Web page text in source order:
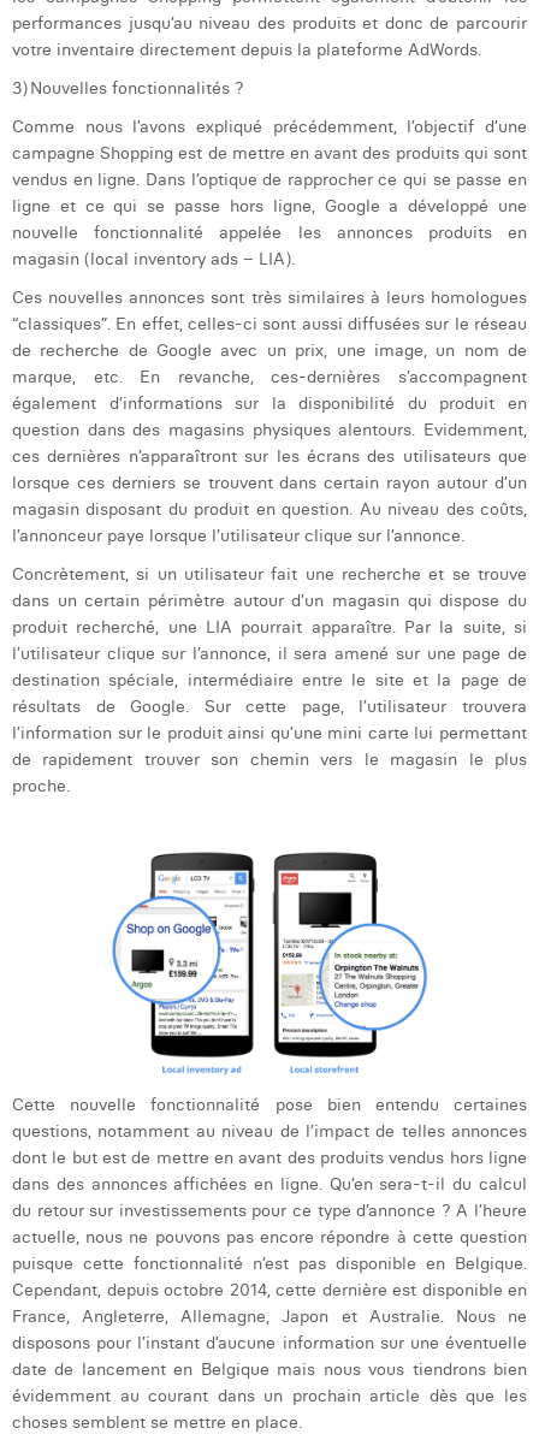
performances jusqu’au niveau des produits et donc de parcourir
votre inventaire directement depuis la plateforme AdWords.
3)Nouvelles fonctionnalités ?
Comme nous l’avons expliqué précédemment, l’objectif d’une
campagne Shopping est de mettre en avant des produits qui sont
vendus en ligne. Dans l’optique de rapprocher ce qui se passe en
ligne et ce qui se passe hors ligne, Google a développé une
nouvelle fonctionnalité appelée les annonces produits en
magasin (local inventory ads – LIA).
Ces nouvelles annonces sont très similaires à leurs homologues
“classiques”. En effet, celles-ci sont aussi diffusées sur le réseau
de recherche de Google avec un prix, une image, un nom de
marque, etc.
En revanche, ces-dernières s’accompagnent
également d’informations sur la disponibilité du produit en
question dans des magasins physiques alentours. Evidemment,
ces dernières n’apparaîtront sur les écrans des utilisateurs que
lorsque ces derniers se trouvent dans certain rayon autour d’un
magasin disposant du produit en question. Au niveau des coûts,
l’annonceur paye lorsque l’utilisateur clique sur l’annonce.
Concrètement, si un utilisateur fait une recherche et se trouve
dans un certain périmètre autour d’un magasin qui dispose du
produit recherché, une LIA pourrait apparaître. Par la suite, si
l’utilisateur clique sur l’annonce, il sera amené sur une page de
destination spéciale, intermédiaire entre le site et la page de
résultats de Google. Sur cette page, l’utilisateur trouvera
l’information sur le produit ainsi qu’une mini carte lui permettant
de rapidement trouver son chemin vers le magasin le plus
proche.
Cette nouvelle fonctionnalité pose bien entendu certaines
questions, notamment au niveau de l’impact de telles annonces
dont le but est de mettre en avant des produits vendus hors ligne
dans des annonces affichées en ligne. Qu’en sera-t-il du calcul
du retour sur investissements pour ce type d’annonce ? A l’heure
actuelle, nous ne pouvons pas encore répondre à cette question
puisque cette fonctionnalité n’est pas disponible en Belgique.
Cependant, depuis octobre 2014, cette dernière est disponible en
France, Angleterre, Allemagne, Japon et Australie.
Nous ne
disposons pour l’instant d’aucune information sur une éventuelle
date de lancement en Belgique mais nous vous tiendrons bien
évidemment au courant dans un prochain article dès que les
choses semblent se mettre en place.